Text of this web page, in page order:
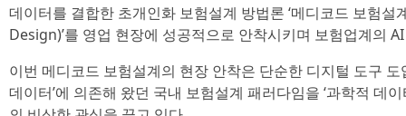
데이터를 결합한 초개인화 보험설계 방법론 ‘메디코드 보험
Design)’를 영업 현장에 성공적으로 안착시키며 보험업계의
이번 메디코드 보험설계의 현장 안착은 단순한 디지털 도구 도
데이터’에 의존해 왔던 국내 보험설계 패러다임을 ‘과학적 데